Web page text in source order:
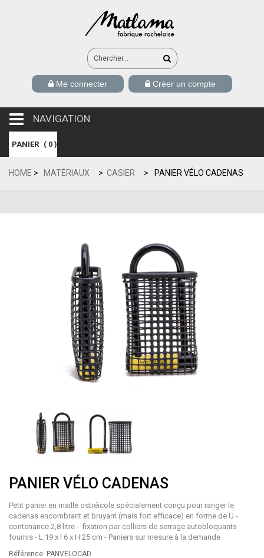
Me connecter Créer un compte
navigation
NAVIGATION
PANIER ( 0 )
HOME > MATÉRIAUX > CASIER > PANIER VÉLO CADENAS
PANIER VÉLO CADENAS
Petit panier en maille ostréicole spécialement conçu pour ranger le
cadenas encombrant et bruyant (mais fort efficace) en forme de U -
contenance 2,8 litre - fixation par colliers de serrage autobloquants
fournis - L 19 x l 6 x H 25 cm - Paniers sur mesure à la demande
Référence: PANVELOCAD